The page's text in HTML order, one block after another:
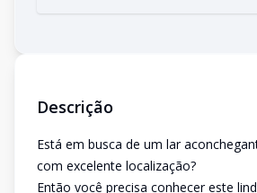
Descrição
Está em busca de um lar
com excelente localização?
Então você precisa conhecer este